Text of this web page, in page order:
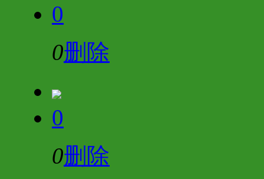
0
0删除
0
0删除